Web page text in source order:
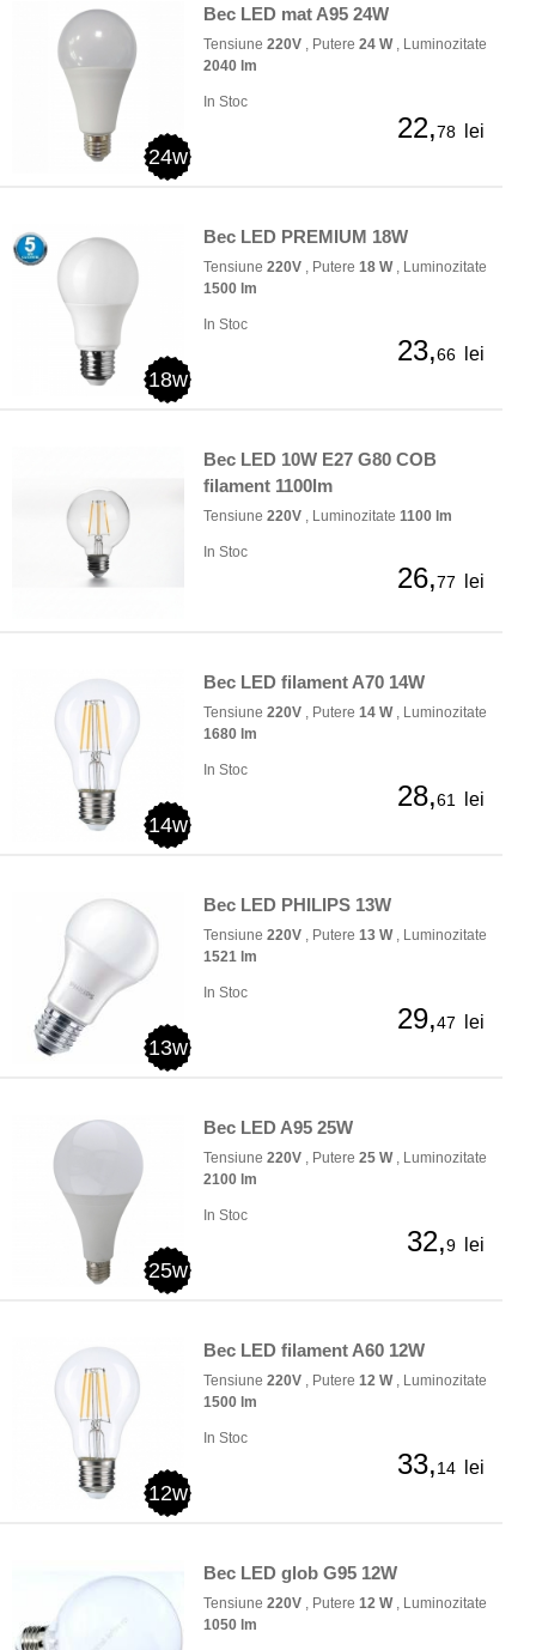
24w
Bec LED mat A95 24W
Tensiune 220V , Putere 24 W, Luminozitate
2040 lm
In Stoc
22,78 lei
18w
Bec LED PREMIUM 18W
Tensiune 220V , Putere 18 W, Luminozitate
1500 lm
In Stoc
23,66 lei
Bec LED 10W E27 G80 COB
filament 1100lm
Tensiune 220V , Luminozitate 1100 lm
In Stoc
26,77 lei
14w
Bec LED filament A70 14W
Tensiune 220V , Putere 14 W, Luminozitate
1680 lm
In Stoc
28,61 lei
13w
Bec LED PHILIPS 13W
Tensiune 220V , Putere 13 W, Luminozitate
1521 lm
In Stoc
29,47 lei
25w
Bec LED A95 25W
Tensiune 220V , Putere 25 W, Luminozitate
2100 lm
In Stoc
32,9 lei
12w
Bec LED filament A60 12W
Tensiune 220V , Putere 12 W, Luminozitate
1500 lm
In Stoc
33,14 lei
Bec LED glob G95 12W
Tensiune 220V , Putere 12 W, Luminozitate
1050 lm